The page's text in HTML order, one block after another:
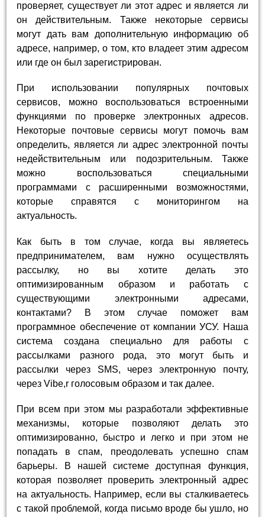
проверяет, существует ли этот адрес и является ли
он действительным. Также некоторые сервисы
могут дать вам дополнительную информацию об
адресе, например, о том, кто владеет этим адресом
или где он был зарегистрирован.
При использовании популярных почтовых
сервисов, можно воспользоваться встроенными
функциями по проверке электронных адресов.
Некоторые почтовые сервисы могут помочь вам
определить, является ли адрес электронной почты
недействительным или подозрительным. Также
можно воспользоваться специальными
программами с расширенными возможностями,
которые справятся с мониторингом на
актуальность.
Как быть в том случае, когда вы являетесь
предпринимателем, вам нужно осуществлять
рассылку, но вы хотите делать это
оптимизированным образом и работать с
существующими электронными адресами,
контактами? В этом случае поможет вам
программное обеспечение от компании УСУ. Наша
система создана специально для работы с
рассылками разного рода, это могут быть и
рассылки через SMS, через электронную почту,
через Vibe,r голосовым образом и так далее.
При всем при этом мы разработали эффективные
механизмы, которые позволяют делать это
оптимизированно, быстро и легко и при этом не
попадать в спам, преодолевать успешно спам
барьеры. В нашей системе доступная функция,
которая позволяет проверить электронный адрес
на актуальность. Например, если вы сталкиваетесь
с такой проблемой, когда письмо вроде бы ушло, но